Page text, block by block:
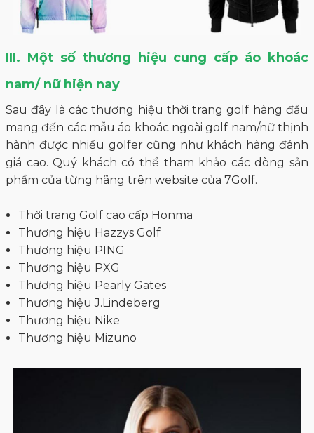
III. Một số thương hiệu cung cấp áo khoác
nam/ nữ hiện nay
Sau đây là các thương hiệu thời trang golf hàng đầu
mang đến các mẫu áo khoác ngoài golf nam/nữ thịnh
hành được nhiều golfer cũng như khách hàng đánh
giá cao. Quý khách có thể tham khảo các dòng sản
phẩm của từng hãng trên website của 7Golf.
Thời trang Golf cao cấp Honma
Thương hiệu Hazzys Golf
Thương hiệu PING
Thương hiệu PXG
Thương hiệu Pearly Gates
Thương hiệu J.Lindeberg
Thương hiệu Nike
Thương hiệu Mizuno